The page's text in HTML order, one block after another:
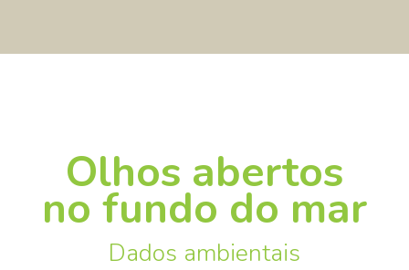
Olhos abertos
no fundo do mar
Dados ambientais